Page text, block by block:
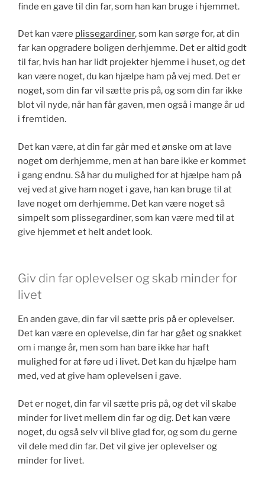
finde en gave til din far, som han kan bruge i hjemmet.
Det kan være plissegardiner, som kan sørge for, at din
far kan opgradere boligen derhjemme. Det er altid godt
til far, hvis han har lidt projekter hjemme i huset, og det
kan være noget, du kan hjælpe ham på vej med. Det er
noget, som din far vil sætte pris på, og som din far ikke
blot vil nyde, når han får gaven, men også i mange år ud
i fremtiden.
Det kan være, at din far går med et ønske om at lave
noget om derhjemme, men at han bare ikke er kommet
i gang endnu. Så har du mulighed for at hjælpe ham på
vej ved at give ham noget i gave, han kan bruge til at
lave noget om derhjemme. Det kan være noget så
simpelt som plissegardiner, som kan være med til at
give hjemmet et helt andet look.
Giv din far oplevelser og skab minder for
livet
En anden gave, din far vil sætte pris på er oplevelser.
Det kan være en oplevelse, din far har gået og snakket
om i mange år, men som han bare ikke har haft
mulighed for at føre ud i livet. Det kan du hjælpe ham
med, ved at give ham oplevelsen i gave.
Det er noget, din far vil sætte pris på, og det vil skabe
minder for livet mellem din far og dig. Det kan være
noget, du også selv vil blive glad for, og som du gerne
vil dele med din far. Det vil give jer oplevelser og
minder for livet.